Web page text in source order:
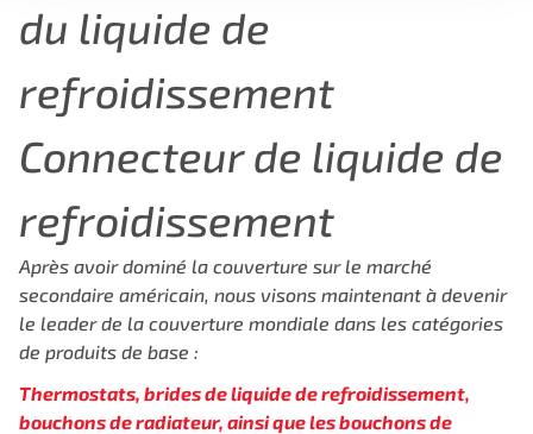
du liquide de
refroidissement
Connecteur de liquide de
refroidissement
Après avoir dominé la couverture sur le marché
secondaire américain, nous visons maintenant à devenir
le leader de la couverture mondiale dans les catégories
de produits de base :
Thermostats, brides de liquide de refroidissement,
bouchonsde radiateur, ainsi que les bouchons de